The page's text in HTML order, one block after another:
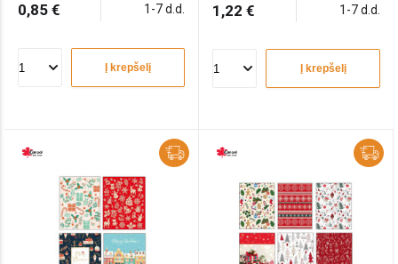
0,85 € 1-7 d.d.
Į krepšelį
1,22 € 1-7 d.d.
Į krepšelį